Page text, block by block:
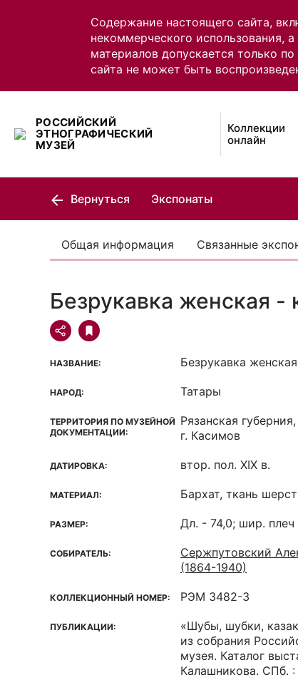
Содержание настоящего сайта,
некоммерческого использования,
материалов допускается только
сайта не может быть
РОССИЙСКИЙ
ЭТНОГРАФИЧЕСКИЙ
МУЗЕЙ
Коллекции
онлайн
Вернуться Экспонаты
Общая информация Связанные
Безрукавка женская -
НАЗВАНИЕ: Безрукавка
НАРОД: Татары
ТЕРРИТОРИЯ ПО МУЗЕЙНОЙ
ДОКУМЕНТАЦИИ:
Рязанская
г. Касимов
ДАТИРОВКА: втор. пол. XIX в.
МАТЕРИАЛ: Бархат, ткань
РАЗМЕР: Дл. - 74,0; шир. плеч
СОБИРАТЕЛЬ:
Сержпутовский
(1864-1940)
КОЛЛЕКЦИОННЫЙ НОМЕР: РЭМ 3482-3
ПУБЛИКАЦИИ:
«Шубы, шубки,
из собрания
музея. Каталог
Калашникова. СПб.